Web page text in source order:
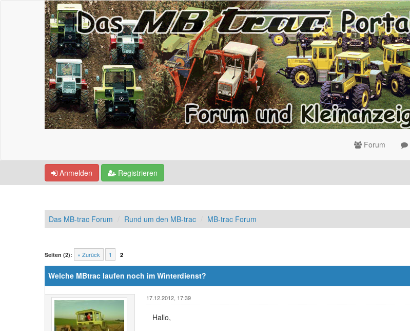
Forum
Anmelden Registrieren
Das MB-trac Forum Rund um den MB-trac MB-trac Forum
Seiten (2): « Zurück 1 2
Welche MBtrac laufen noch im Winterdienst?
17.12.2012, 17:39
Hallo,